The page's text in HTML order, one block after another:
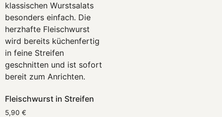
Fleischwurst in Streifen
5,90 €